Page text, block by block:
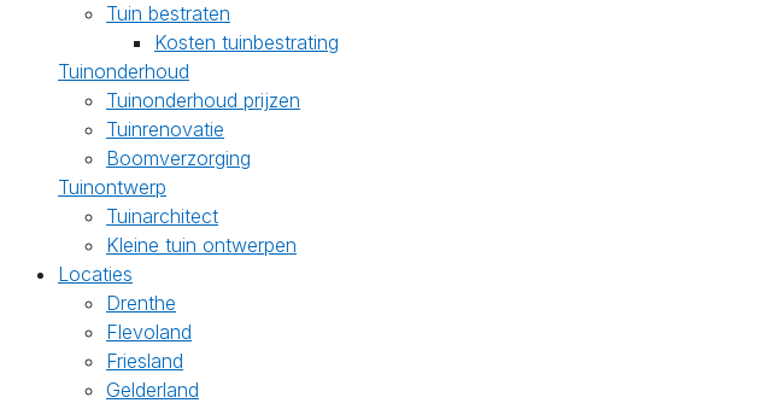
Tuin bestraten
Kosten tuinbestrating
Tuinonderhoud
Tuinonderhoud prijzen
Tuinrenovatie
Boomverzorging
Tuinontwerp
Tuinarchitect
Kleine tuin ontwerpen
Locaties
Drenthe
Flevoland
Friesland
Gelderland